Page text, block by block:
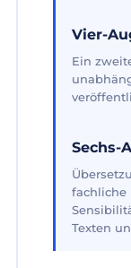
Vier-
Ein
Sechs-
fachliche
Texten